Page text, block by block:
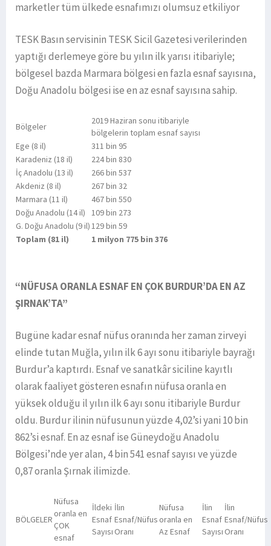
marketler tüm ülkede esnafımızı olumsuz etkiliyor
TESK Basın servisinin TESK Sicil Gazetesi verilerinden
yaptığı derlemeye göre bu yılın ilk yarısı itibariyle;
bölgesel bazda Marmara bölgesi en fazla esnaf sayısına,
Doğu Anadolu bölgesi ise en az esnaf sayısına sahip.
Bölgeler
2019 Haziran sonu itibariyle
bölgelerin toplam esnaf sayısı
Ege (8 il)
311 bin 95
Karadeniz (18 il)
224 bin 830
İç Anadolu (13 il)
266 bin 537
Akdeniz (8 il)
267 bin 32
Marmara (11 il)
467 bin 550
Doğu Anadolu (14 il)
109 bin 273
G. Doğu Anadolu (9 il)129 bin 59
Toplam (81 il)
1 milyon 775 bin 376
“NÜFUSA ORANLA ESNAF EN ÇOK BURDUR’DA EN AZ
ŞIRNAK’TA”
Bugüne kadar esnaf nüfus oranında her zaman zirveyi
elinde tutan Muğla, yılın ilk 6 ayı sonu itibariyle bayrağı
Burdur’a kaptırdı. Esnaf ve sanatkâr siciline kayıtlı
olarak faaliyet gösteren esnafın nüfusa oranla en
yüksek olduğu il yılın ilk 6 ayı sonu itibariyle Burdur
oldu. Burdur ilinin nüfusunun yüzde 4,02’si yani 10 bin
862’si esnaf. En az esnaf ise Güneydoğu Anadolu
Bölgesi’nde yer alan, 4 bin 541 esnaf sayısı ve yüzde
0,87 oranla Şırnak ilimizde.
BÖLGELER
Nüfusa
oranla en
ÇOK
esnaf
İldeki
Esnaf
Sayısı
İlin
Esnaf/Nüfus
Oranı
Nüfusa
oranla en
Az Esnaf
İlin
Esnaf
Sayısı
İlin
Esnaf/Nüfus
Oranı